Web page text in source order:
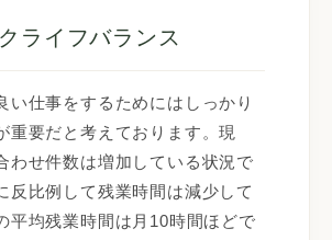
ライフバランス
い仕事をするためにはしっかり
重要だと考えております。現
わせ件数は増加している状況で
反比例して残業時間は減少して
平均残業時間は月10時間ほどで